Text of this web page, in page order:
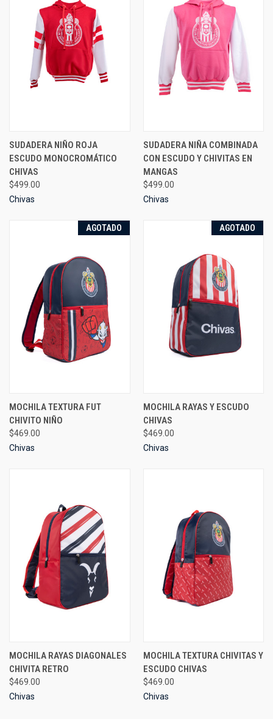
SUDADERA NIÑO ROJA
ESCUDO MONOCROMÁTICO
CHIVAS
$499.00
Chivas
SUDADERA NIÑA COMBINADA
CON ESCUDO Y CHIVITAS EN
MANGAS
$499.00
Chivas
AGOTADO
MOCHILA TEXTURA FUT
CHIVITO NIÑO
$469.00
Chivas
AGOTADO
MOCHILA RAYAS Y ESCUDO
CHIVAS
$469.00
Chivas
MOCHILA RAYAS DIAGONALES
CHIVITA RETRO
$469.00
Chivas
MOCHILA TEXTURA CHIVITAS Y
ESCUDO CHIVAS
$469.00
Chivas